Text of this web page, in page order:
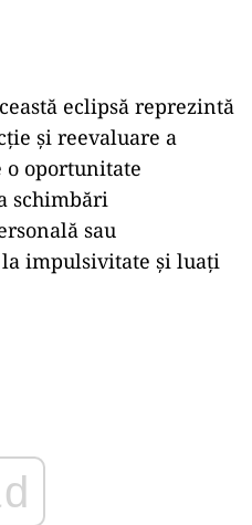
eclipsă reprezintă
și reevaluare a
o oportunitate
schimbări
sau
impulsivitate și luați